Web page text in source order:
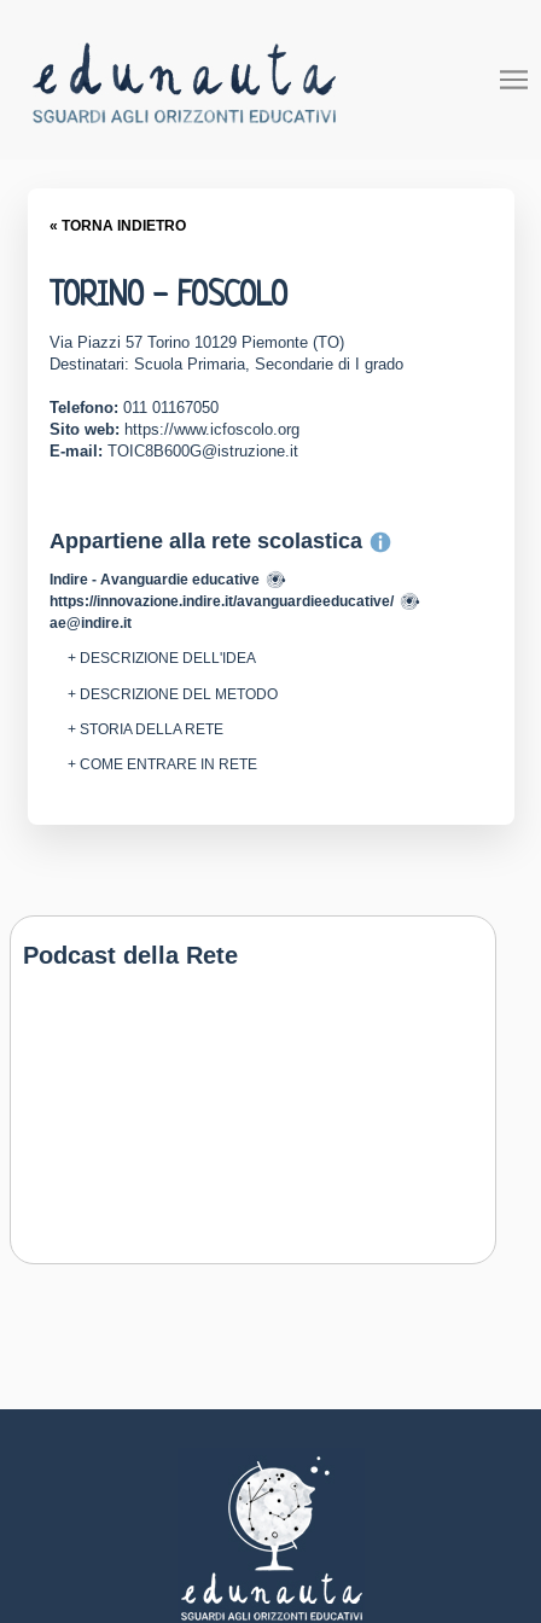
« TORNA INDIETRO
TORINO - FOSCOLO
Via Piazzi 57 Torino 10129 Piemonte (TO)
Destinatari: Scuola Primaria, Secondarie di I grado
Telefono: 011 01167050
Sito web: https://www.icfoscolo.org
E-mail: TOIC8B600G@istruzione.it
Appartiene alla rete scolastica
Indire - Avanguardie educative
https://innovazione.indire.it/avanguardieeducative/
ae@indire.it
+ DESCRIZIONE DELL'IDEA
+ DESCRIZIONE DEL METODO
+ STORIA DELLA RETE
+ COME ENTRARE IN RETE
Podcast della Rete